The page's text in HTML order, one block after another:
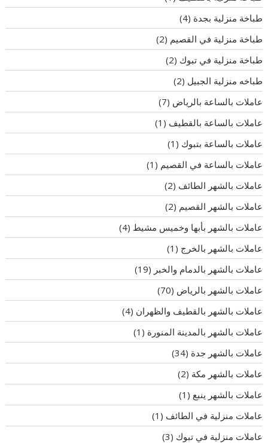
طباخة منزلية بجدة (4)
طباخة منزلية في القصيم (2)
طباخة منزلية في تبوك (2)
طباخه منزلية الجبيل (2)
عاملات بالساعة بالرياض (7)
عاملات بالساعة بالقطيف (1)
عاملات بالساعة بتبوك (1)
عاملات بالساعة في القصيم (1)
عاملات بالشهر الطائف (2)
عاملات بالشهر القصيم (2)
عاملات بالشهر بأبها وخميس مشيط (4)
عاملات بالشهر بالخرج (1)
عاملات بالشهر بالدمام والخبر (19)
عاملات بالشهر بالرياض (70)
عاملات بالشهر بالقطيف والظهران (4)
عاملات بالشهر بالمدينة المنورة (1)
عاملات بالشهر جدة (34)
عاملات بالشهر مكة (2)
عاملات بالشهر ينبع (1)
عاملات منزلية في الطائف (1)
عاملات منزلية في تبوك (3)